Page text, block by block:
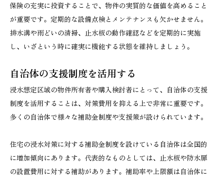
保険の充実に投資することで、物件の実質的な価値を高めること
が重要です。定期的な設備点検とメンテナンスも欠かせません。
排水溝や雨どいの清掃、止水板の動作確認などを定期的に実施
し、いざという時に確実に機能する状態を維持しましょう。
自治体の支援制度を活用する
浸水想定区域の物件所有者や購入検討者にとって、自治体の支援
制度を活用することは、対策費用を抑える上で非常に重要です。
多くの自治体で様々な補助金制度や支援策が設けられています。
住宅の浸水対策に対する補助金制度を設けている自治体は全国的
に増加傾向にあります。代表的なものとしては、止水板や防水扉
の設置費用に対する補助があります。補助率や上限額は自治体に